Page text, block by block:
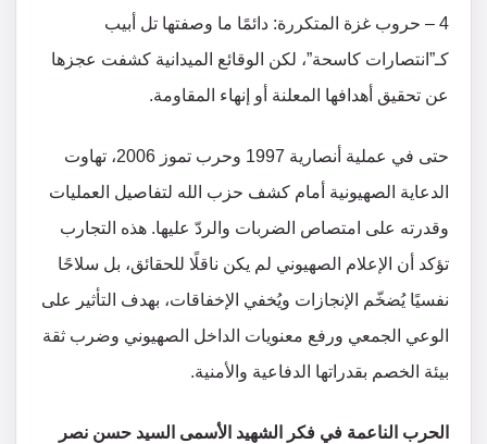
4 – حروب غزة المتكررة: دائمًا ما وصفتها تل أبيب
كـ”انتصارات كاسحة”، لكن الوقائع الميدانية كشفت عجزها
عن تحقيق أهدافها المعلنة أو إنهاء المقاومة.
حتى في عملية أنصارية 1997 وحرب تموز 2006، تهاوت
الدعاية الصهيونية أمام كشف حزب الله لتفاصيل العمليات
وقدرته على امتصاص الضربات والردّ عليها. هذه التجارب
تؤكد أن الإعلام الصهيوني لم يكن ناقلًا للحقائق، بل سلاحًا
نفسيًا يُضخّم الإنجازات ويُخفي الإخفاقات، بهدف التأثير على
الوعي الجمعي ورفع معنويات الداخل الصهيوني وضرب ثقة
بيئة الخصم بقدراتها الدفاعية والأمنية.
الحرب الناعمة في فكر الشهيد الأسمى السيد حسن نصر